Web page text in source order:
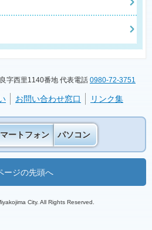
字西里1140番地 代表電話 0980-72-3751
お問い合わせ窓口 リンク集
ートフォン パソコン
ージの先頭へ
City. All Rights Reserved.